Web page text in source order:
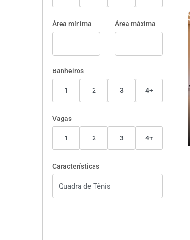
Área mínima Área máxima
Banheiros
1 2 3 4+
Vagas
1 2 3 4+
Características